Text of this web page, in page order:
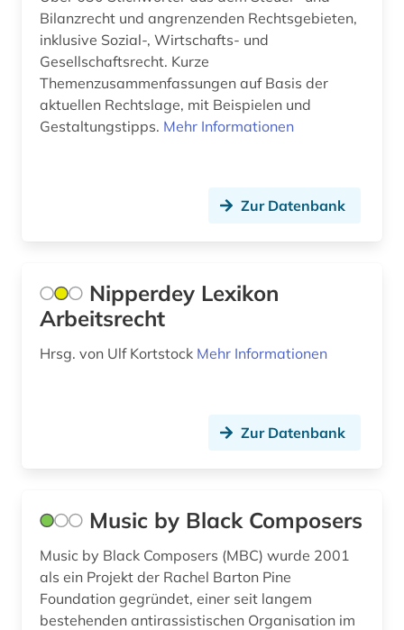
geschichte <1150 (1)
gesundheitsmarkt (1)
gesundheitswesen in deutschland (1)
hermeneutik (1)
hormon (2)
iberoromanistik (2)
ikonographie (1)
karlsruhe (1)
klassik (1)
Thueringen (1)
Tuerkei (1)
Bilanzrecht und angrenzenden Rechtsgebieten,
inklusive Sozial-, Wirtschafts- und
Gesellschaftsrecht. Kurze
Themenzusammenfassungen auf Basis der
aktuellen Rechtslage, mit Beispielen und
Gestaltungstipps. Mehr Informationen
Zur Datenbank
Nipperdey Lexikon
Arbeitsrecht
Hrsg. von Ulf Kortstock Mehr Informationen
Zur Datenbank
Music by Black Composers
Music by Black Composers (MBC) wurde 2001
als ein Projekt der Rachel Barton Pine
Foundation gegründet, einer seit langem
bestehenden antirassistischen Organisation im